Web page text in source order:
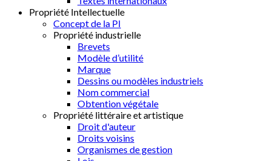
Propriété Intellectuelle
Concept de la PI
Propriété industrielle
Brevets
Modèle d’utilité
Marque
Dessins ou modèles industriels
Nom commercial
Obtention végétale
Propriété littéraire et artistique
Droit d'auteur
Droits voisins
Organismes de gestion